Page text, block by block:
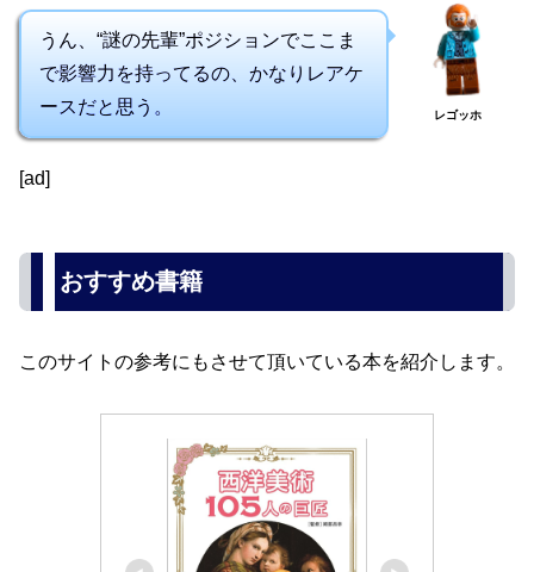
うん、“謎の先輩”ポジションでここま
で影響力を持ってるの、かなりレアケ
ースだと思う。
レゴッホ
[ad]
おすすめ書籍
このサイトの参考にもさせて頂いている本を紹介します。